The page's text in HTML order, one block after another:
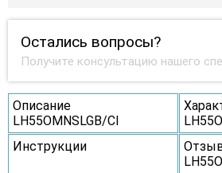
Остались вопросы?
Получите консультацию нашего
Описание
LH55OMNSLGB/CI
Инструкции